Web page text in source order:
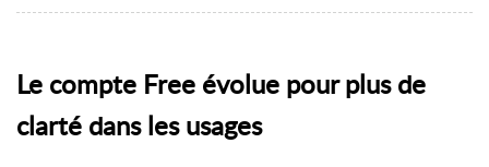
Le compte Free évolue pour plus de
clarté dans les usages